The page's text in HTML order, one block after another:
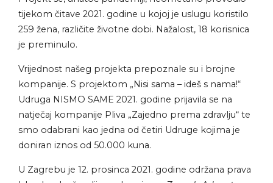
tijekom čitave 2021. godine u kojoj je uslugu koristilo
259 žena, različite životne dobi. Nažalost, 18 korisnica
je preminulo.
Vrijednost našeg projekta prepoznale su i brojne
kompanije. S projektom „Nisi sama – ideš s nama!“
Udruga NISMO SAME 2021. godine prijavila se na
natječaj kompanije Pliva „Zajedno prema zdravlju“ te
smo odabrani kao jedna od četiri Udruge kojima je
doniran iznos od 50.000 kuna.
U Zagrebu je 12. prosinca 2021. godine održana prava